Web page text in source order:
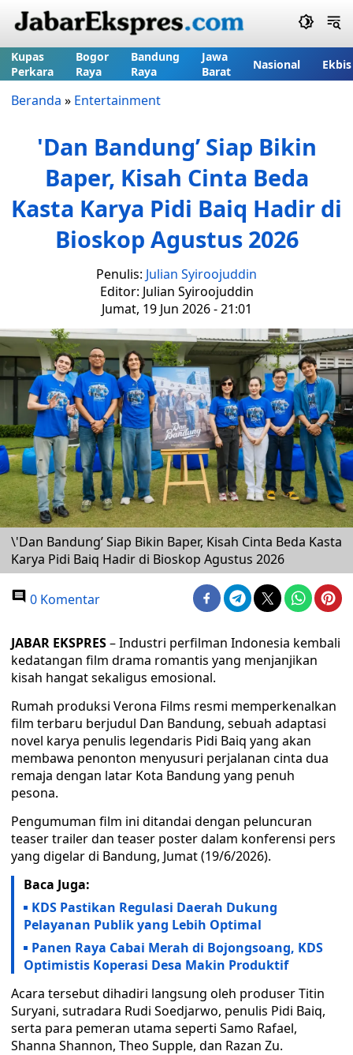
Kupas
Perkara
Bogor
Raya
Bandung
Raya
Jawa
Barat
Nasional Ekbis
Beranda » Entertainment
'Dan Bandung’ Siap Bikin
Baper, Kisah Cinta Beda
Kasta Karya Pidi Baiq Hadir di
Bioskop Agustus 2026
Penulis: Julian Syiroojuddin
Editor: Julian Syiroojuddin
Jumat, 19 Jun 2026 - 21:01
\'Dan Bandung’ Siap Bikin Baper, Kisah Cinta Beda Kasta
Karya Pidi Baiq Hadir di Bioskop Agustus 2026
0 Komentar
JABAR EKSPRES– Industri perfilman Indonesia kembali
kedatangan film drama romantis yang menjanjikan
kisah hangat sekaligus emosional.
Rumah produksi Verona Films resmi memperkenalkan
film terbaru berjudul Dan Bandung, sebuah adaptasi
novel karya penulis legendaris Pidi Baiq yang akan
membawa penonton menyusuri perjalanan cinta dua
remaja dengan latar Kota Bandung yang penuh
pesona.
Pengumuman film ini ditandai dengan peluncuran
teaser trailer dan teaser poster dalam konferensi pers
yang digelar di Bandung, Jumat (19/6/2026).
Baca Juga:
KDS Pastikan Regulasi Daerah Dukung
Pelayanan Publik yang Lebih Optimal
Panen Raya Cabai Merah di Bojongsoang, KDS
Optimistis Koperasi Desa Makin Produktif
Acara tersebut dihadiri langsung oleh produser Titin
Suryani, sutradara Rudi Soedjarwo, penulis Pidi Baiq,
serta para pemeran utama seperti Samo Rafael,
Shanna Shannon, Theo Supple, dan Razan Zu.